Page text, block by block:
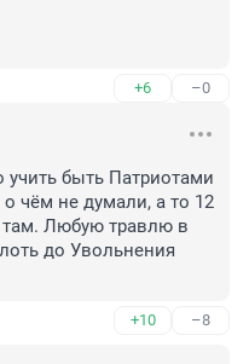
+6 –0
учить быть Патриотами
чём не думали, а то 12
там. Любую травлю в
до Увольнения
+10 –8